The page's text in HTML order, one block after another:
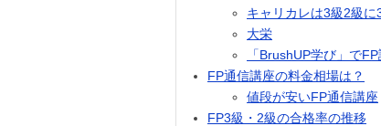
キャリカレは3級2級
大栄
「BrushUP学び」で
FP通信講座の料金相場は？
値段が安いFP通信講座
FP3級・2級の合格率の推移